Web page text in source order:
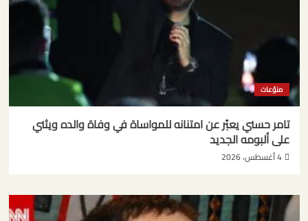
منوّعات
تامر حسني يعبّر عن امتنانه للمواساة في وفاة والده ويثني
على ألبومه الجديد
4 أغسطس، 2026